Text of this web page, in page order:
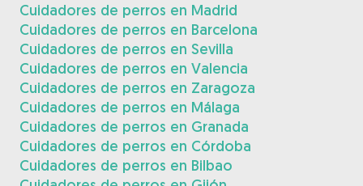
Cuidadores de perros en Madrid
Cuidadores de perros en Barcelona
Cuidadores de perros en Sevilla
Cuidadores de perros en Valencia
Cuidadores de perros en Zaragoza
Cuidadores de perros en Málaga
Cuidadores de perros en Granada
Cuidadores de perros en Córdoba
Cuidadores de perros en Bilbao